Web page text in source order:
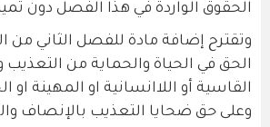
الحقوق الواردة في هذا الفصل دون
وتقترح إضافة مادة للفصل الثاني
الحق في الحياة والحماية من التعذيب
القاسية أو اللاانسانية او المهينة او
وعلى حق ضحايا التعذيب بالإنصاف